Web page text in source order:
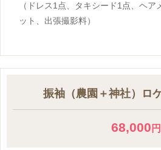
（ドレス1点、タキシード1点、ヘア
ット、出張撮影料）
振袖（農園＋神社）ロ
68,000 円